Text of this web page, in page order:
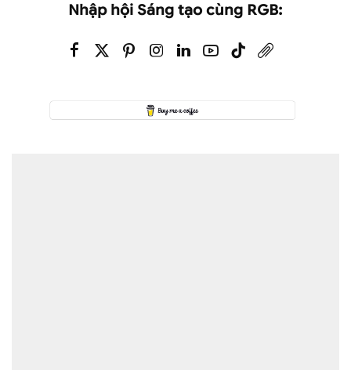
Nhập hội Sáng tạo cùng RGB: